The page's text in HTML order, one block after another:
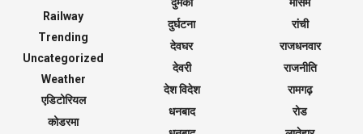
Railway
Trending
Uncategorized
Weather
एडिटोरियल
कोडरमा
दुर्घटना
देवघर
देवरी
देश विदेश
धनबाद
रांची
राजधनवार
राजनीति
रामगढ़
रोड